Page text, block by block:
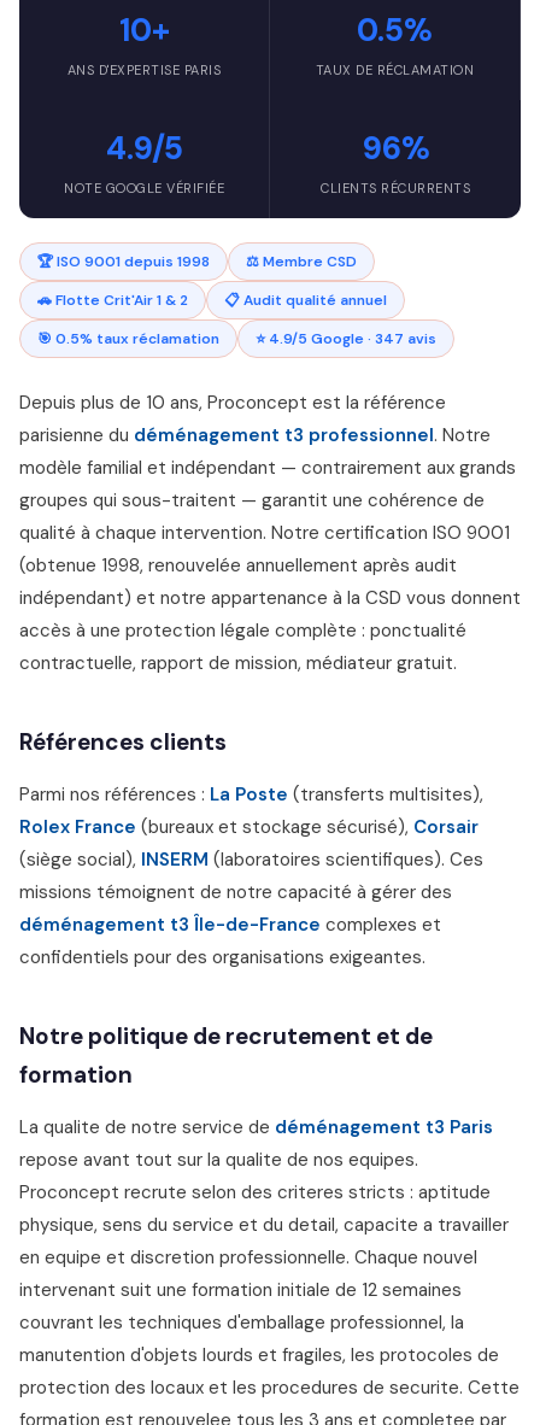
10+
ANS D'EXPERTISE PARIS
0.5%
TAUX DE RÉCLAMATION
4.9/5
NOTE GOOGLE VÉRIFIÉE
96%
CLIENTS RÉCURRENTS
🏆 ISO 9001 depuis 1998
⚖️ Membre CSD
🚗 Flotte Crit'Air 1 & 2
📋 Audit qualité annuel
🎯 0.5% taux réclamation
⭐ 4.9/5 Google · 347 avis
Depuis plus de 10 ans, Proconcept est la référence
parisienne du déménagement t3 professionnel. Notre
modèle familial et indépendant — contrairement aux grands
groupes qui sous-traitent — garantit une cohérence de
qualité à chaque intervention. Notre certification ISO 9001
(obtenue 1998, renouvelée annuellement après audit
indépendant) et notre appartenance à la CSD vous donnent
accès à une protection légale complète : ponctualité
contractuelle, rapport de mission, médiateur gratuit.
Références clients
Parmi nos références : La Poste (transferts multisites),
Rolex France (bureaux et stockage sécurisé), Corsair
(siège social), INSERM (laboratoires scientifiques). Ces
missions témoignent de notre capacité à gérer des
déménagement t3 Île-de-France complexes et
confidentiels pour des organisations exigeantes.
Notre politique de recrutement et de
formation
La qualite de notre service de déménagement t3 Paris
repose avant tout sur la qualite de nos equipes.
Proconcept recrute selon des criteres stricts : aptitude
physique, sens du service et du detail, capacite a travailler
en equipe et discretion professionnelle. Chaque nouvel
intervenant suit une formation initiale de 12 semaines
couvrant les techniques d'emballage professionnel, la
manutention d'objets lourds et fragiles, les protocoles de
protection des locaux et les procedures de securite. Cette
formation est renouvelee tous les 3 ans et completee par